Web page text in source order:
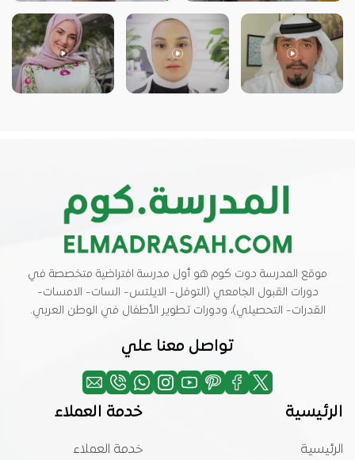
موقع المدرسة دوت كوم هو أول مدرسة افتراضية متخصصة في
دورات القبول الجامعي (التوفل- الايلتس- السات- الامسات-
القدرات- التحصيلي)، ودورات تطوير الأطفال في الوطن العربي.
تواصل معنا علي
الرئيسية
الرئيسية
خدمة العملاء
خدمة العملاء